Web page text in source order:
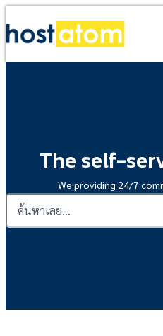
The self-
We providing 24/7